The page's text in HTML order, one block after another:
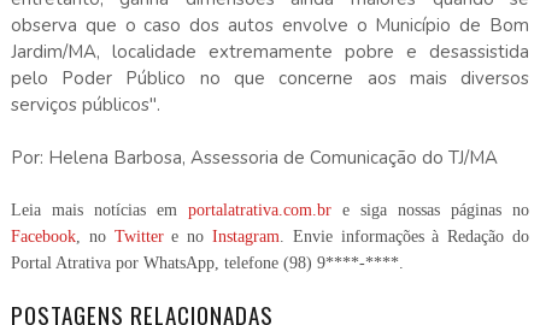
observa que o caso dos autos envolve o Município de Bom
Jardim/MA, localidade extremamente pobre e desassistida
pelo Poder Público no que concerne aos mais diversos
serviços públicos".
Por: Helena Barbosa, Assessoria de Comunicação do TJ/MA
Leia mais notícias em portalatrativa.com.br e siga nossas páginas no
Facebook, no Twittere noInstagram . Envie informações à Redação do
Portal Atrativa por WhatsApp, telefone (98) 9****-****
POSTAGENS RELACIONADAS